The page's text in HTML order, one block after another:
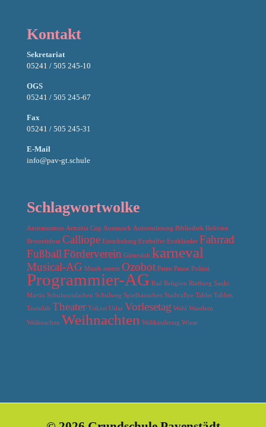
Kontakt
Sekretariat
05241 / 505 245-10
OGS
05241 / 505 245-67
Fax
05241 / 505 245-31
E-Mail
info@pav-gt.schule
Schlagwortwolke
Antirassismus Arminia Cup Austausch Autorenlesung Bibliothek Bolivien
Brotzeitdose Calliope Einschulung Ersthelfer Erstklässler Fahrrad
FußballFörderverein Gütersloh karneval
Musical-AG Musik ostern Ozobot Paten Pause Polizei
Programmier-AG Rad Religion Rietberg Sankt
Martin Schulsozialarbeit Schulweg Spielhäuschen Stadtrallye Tablet Tablets
Teutolab Theater Triktot Uslar Vorlesetag Wahl Wandern
Weihnachen Weihnachten Weltkindertag Wiese